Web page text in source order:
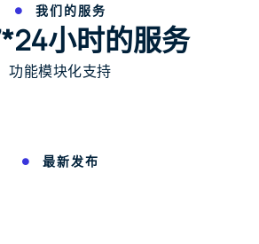
我们的服务
小时的服务
功能模块化支持
最新发布